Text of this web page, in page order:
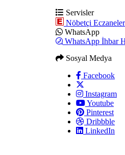
Servisler
Nöbetçi Eczaneler
WhatsApp
WhatsApp İhbar
Sosyal Medya
Facebook
Instagram
Youtube
Pinterest
Dribbble
LinkedIn